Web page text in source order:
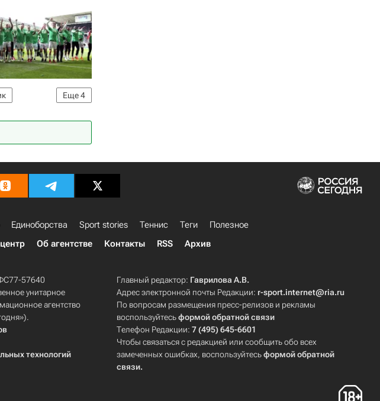
Еще4
Единоборства Sport stories Теннис Теги
Полезное
Об агентстве Контакты RSS Архив
57640
унитарное
агентство
технологий
Главный редактор: Гаврилова А.В.
Адрес электронной почты Редакции: r-sport.internet@ria.ru
По вопросам размещения пресс-релизов и рекламы
воспользуйтесьформой обратной связи
Телефон Редакции:7 (495) 645-6601
Чтобы связаться с редакцией или сообщить обо всех
замеченных ошибках, воспользуйтесьформой обратной
связи.